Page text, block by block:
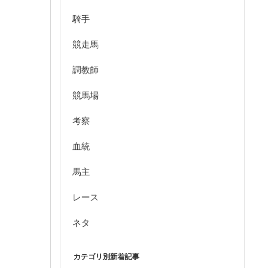
騎手
競走馬
調教師
競馬場
考察
血統
馬主
レース
ネタ
カテゴリ別新着記事